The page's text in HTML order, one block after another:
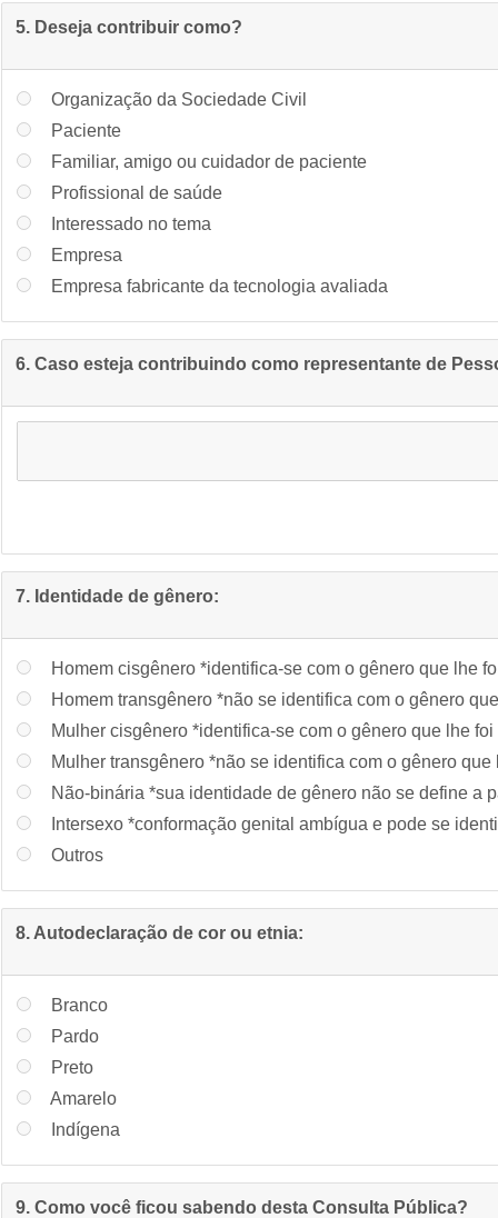
5. Deseja contribuir como?
Organização da Sociedade Civil
Paciente
Familiar, amigo ou cuidador de paciente
Profissional de saúde
Interessado no tema
Empresa
Empresa fabricante da tecnologia avaliada
6. Caso esteja contribuindo como representante de
7. Identidade de gênero:
Homem cisgênero *identifica-se com o gênero que lhe
Homem transgênero *não se identifica com o gênero
Mulher cisgênero *identifica-se com o gênero que lhe
Mulher transgênero *não se identifica com o gênero
Não-binária *sua identidade de gênero não se define a
Intersexo *conformação genital ambígua e pode se
Outros
8. Autodeclaração de cor ou etnia:
Branco
Pardo
Preto
Amarelo
Indígena
9. Como você ficou sabendo desta Consulta Pública?